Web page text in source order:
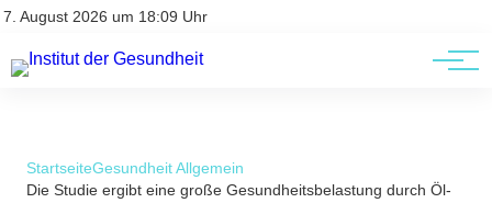
7. August 2026 um 18:09 Uhr
Kontakt
Kontakt
AGBs
StartseiteGesundheit Allgemein
Die Studie ergibt eine große Gesundheitsbelastung durch Öl-